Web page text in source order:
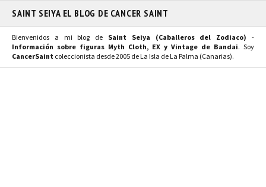
SAINT SEIYA EL BLOG DE CANCER SAINT
Bienvenidos a mi blog de Saint Seiya (Caballeros del Zodiaco) -
Información sobre figuras Myth Cloth, EX y Vintage de Bandai. Soy
CancerSaint coleccionista desde 2005 de La Isla de La Palma (Canarias).